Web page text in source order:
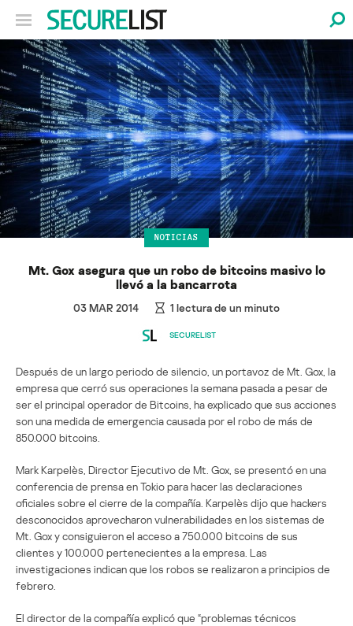
NOTICIAS
Mt. Gox asegura que un robo de bitcoins masivo lo
llevó a la bancarrota
03 MAR 2014 1 lectura de un minuto
SECURELIST
Después de un largo periodo de silencio, un portavoz de Mt. Gox, la
empresa que cerró sus operaciones la semana pasada a pesar de
ser el principal operador de Bitcoins, ha explicado que sus acciones
son una medida de emergencia causada por el robo de más de
850.000 bitcoins.
Mark Karpelès, Director Ejecutivo de Mt. Gox, se presentó en una
conferencia de prensa en Tokio para hacer las declaraciones
oficiales sobre el cierre de la compañía. Karpelès dijo que hackers
desconocidos aprovecharon vulnerabilidades en los sistemas de
Mt. Gox y consiguieron el acceso a 750.000 bitcoins de sus
clientes y 100.000 pertenecientes a la empresa. Las
investigaciones indican que los robos se realizaron a principios de
febrero.
El director de la compañía explicó que “problemas técnicos